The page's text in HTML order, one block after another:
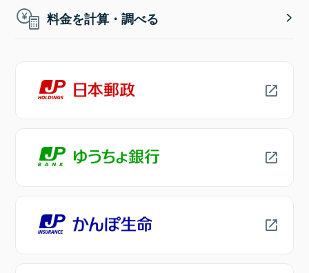
料金を計算・調べる